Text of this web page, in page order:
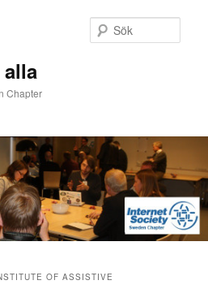
Chapter
OF ASSISTIVE